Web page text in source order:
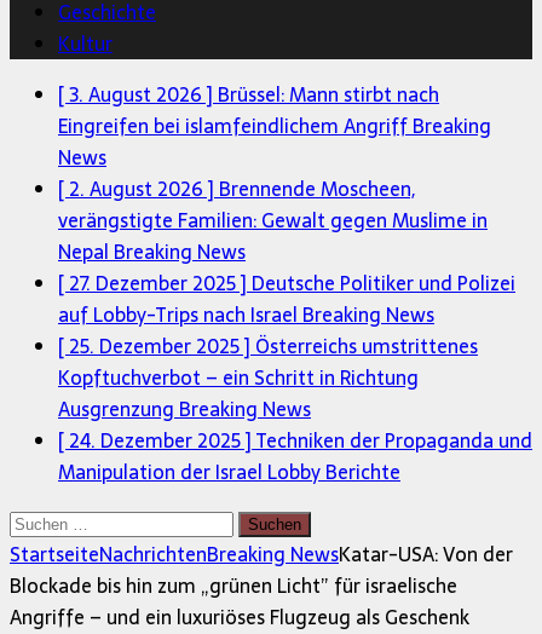
Geschichte
Kultur
[ 3. August 2026 ] Brüssel: Mann stirbt nach
Eingreifen bei islamfeindlichem AngriffBreaking
News
[ 2. August 2026 ] Brennende Moscheen,
verängstigte Familien: Gewalt gegen Muslime in
Nepal Breaking News
[ 27. Dezember 2025 ] Deutsche Politiker und Polizei
auf Lobby-Trips nach Israel Breaking News
[ 25. Dezember 2025 ] Österreichs umstrittenes
Kopftuchverbot – ein Schritt in Richtung
Ausgrenzung Breaking News
[ 24. Dezember 2025 ]Techniken der Propaganda und
Manipulation der Israel LobbyBerichte
Suchen
nach:
StartseiteNachrichtenBreaking NewsKatar-USA: Von der
Blockade bis hin zum „grünen Licht” für israelische
Angriffe – und ein luxuriöses Flugzeug als Geschenk